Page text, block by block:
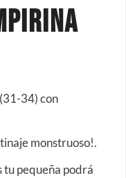
34) con
monstruoso!.
tu pequeña podrá